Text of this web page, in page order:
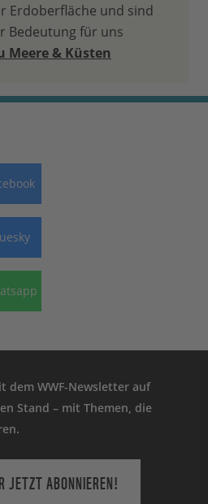
Erdoberfläche und sind
Bedeutung für uns
Meere & Küsten
dem WWF-Newsletter auf
Stand – mit Themen, die
JETZT ABONNIEREN!